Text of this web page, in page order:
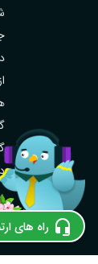
راه های